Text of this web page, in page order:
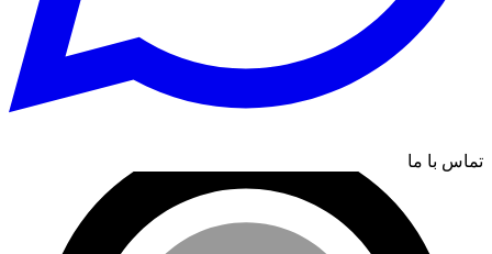
تماس با ما